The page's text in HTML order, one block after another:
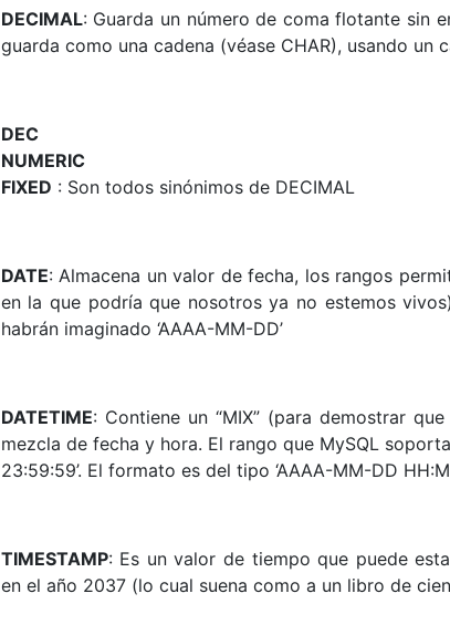
DECIMAL: Guarda un número de coma flotante sin
guarda como una cadena (véase CHAR), usando un
DEC
NUMERIC
FIXED : Son todos sinónimos de DECIMAL
DATE: Almacena un valor de fecha, los rangos
en la que podría que nosotros ya no estemos
habrán imaginado ‘AAAA-MM-DD’
DATETIME: Contiene un “MIX” (para demostrar
mezcla de fecha y hora. El rango que MySQL
23:59:59’. El formato es del tipo ‘AAAA-MM-DD
TIMESTAMP: Es un valor de tiempo que puede
en el año 2037 (lo cual suena como a un libro de